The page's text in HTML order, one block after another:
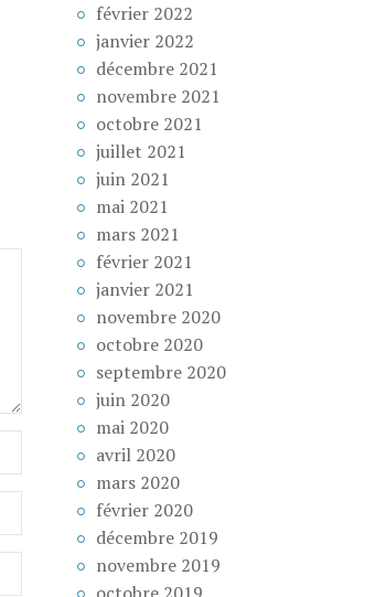
février 2022
janvier 2022
décembre 2021
novembre 2021
octobre 2021
juillet 2021
juin 2021
mai 2021
mars 2021
février 2021
janvier 2021
novembre 2020
octobre 2020
septembre 2020
juin 2020
mai 2020
avril 2020
mars 2020
février 2020
décembre 2019
novembre 2019